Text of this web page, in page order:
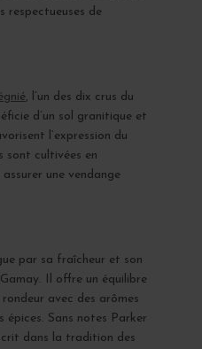
respectueuses de
, l’un des dix crus du
d’un sol granitique et
l’expression du
sont cultivées en
une vendange
par sa fraîcheur et son
Il offre un équilibre
avec des arômes
Sans notes Parker
dans la tradition des